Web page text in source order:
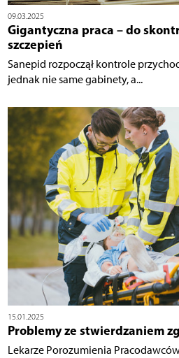
09.03.2025
Gigantyczna praca – do
szczepień
Sanepid rozpoczął kontrole
jednak nie same gabinety, a...
15.01.2025
Problemy ze stwierdzaniem
Lekarze Porozumienia